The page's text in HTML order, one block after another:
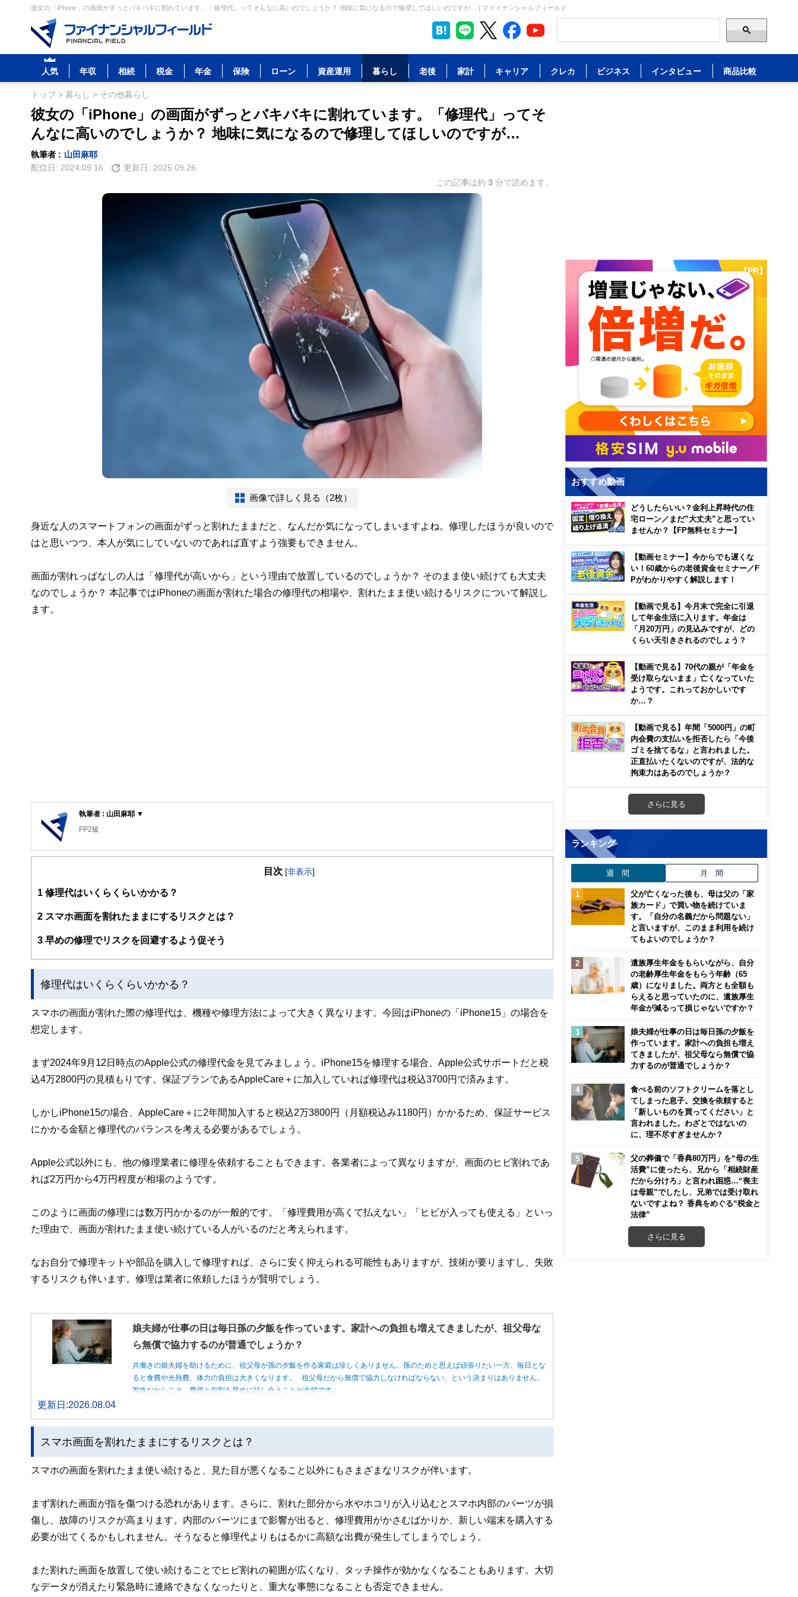
彼女の「iPhone」の画面がずっとバキバキに割れています。「修理代」ってそんなに高いのでしょうか？ 地味に気になるので修理してほしいのですが… | ファイナンシャルフィールド
人気 年収 相続 税金 年金 保険 ローン 資産運用 暮らし 老後 家計 キャリア クレカ ビジネス インタビュー 商品比較
トップ> 暮らし > その他暮らし
彼女の「iPhone」の画面がずっとバキバキに割れています。「修理代」ってそ
んなに高いのでしょうか？ 地味に気になるので修理してほしいのですが…
執筆者 : 山田麻耶
配信日: 2024.09.16 更新日: 2025.09.26
この記事は約 3 分で読めます。
画像で詳しく見る（2枚）
身近な人のスマートフォンの画面がずっと割れたままだと、なんだか気になってしまいますよね。修理したほうが良いので
はと思いつつ、本人が気にしていないのであれば直すよう強要もできません。
画面が割れっぱなしの人は「修理代が高いから」という理由で放置しているのでしょうか？ そのまま使い続けても大丈夫
なのでしょうか？ 本記事ではiPhoneの画面が割れた場合の修理代の相場や、割れたまま使い続けるリスクについて解説し
ます。
執筆者 : 山田麻耶 ▼
FP2級
目次 [非表示]
1 修理代はいくらくらいかかる？
2 スマホ画面を割れたままにするリスクとは？
3 早めの修理でリスクを回避するよう促そう
修理代はいくらくらいかかる？
スマホの画面が割れた際の修理代は、機種や修理方法によって大きく異なります。今回はiPhoneの「iPhone15」の場合を
想定します。
まず2024年9月12日時点のApple公式の修理代金を見てみましょう。iPhone15を修理する場合、Apple公式サポートだと税
込4万2800円の見積もりです。保証プランであるAppleCare＋に加入していれば修理代は税込3700円で済みます。
しかしiPhone15の場合、AppleCare＋に2年間加入すると税込2万3800円（月額税込み1180円）かかるため、保証サービス
にかかる金額と修理代のバランスを考える必要があるでしょう。
Apple公式以外にも、他の修理業者に修理を依頼することもできます。各業者によって異なりますが、画面のヒビ割れであ
れば2万円から4万円程度が相場のようです。
このように画面の修理には数万円かかるのが一般的です。「修理費用が高くて払えない」「ヒビが入っても使える」といっ
た理由で、画面が割れたまま使い続けている人がいるのだと考えられます。
なお自分で修理キットや部品を購入して修理すれば、さらに安く抑えられる可能性もありますが、技術が要りますし、失敗
するリスクも伴います。修理は業者に依頼したほうが賢明でしょう。
娘夫婦が仕事の日は毎日孫の夕飯を作っています。家計への負担も増えてきましたが、祖父母な
ら無償で協力するのが普通でしょうか？
共働きの娘夫婦を助けるために、祖父母が孫の夕飯を作る家庭は珍しくありません。孫のためと思えば頑張りたい一方、毎日とな
ると食費や光熱費、体力の負担は大きくなります。 祖父母だから無償で協力しなければならない、という決まりはありません。
家族だからこそ、費用と役割を早めに話し合うことが大切です。
更新日:2026.08.04
スマホ画面を割れたままにするリスクとは？
スマホの画面を割れたまま使い続けると、見た目が悪くなること以外にもさまざまなリスクが伴います。
まず割れた画面が指を傷つける恐れがあります。さらに、割れた部分から水やホコリが入り込むとスマホ内部のパーツが損
傷し、故障のリスクが高まります。内部のパーツにまで影響が出ると、修理費用がかさむばかりか、新しい端末を購入する
必要が出てくるかもしれません。そうなると修理代よりもはるかに高額な出費が発生してしまうでしょう。
また割れた画面を放置して使い続けることでヒビ割れの範囲が広くなり、タッチ操作が効かなくなることもあります。大切
なデータが消えたり緊急時に連絡できなくなったりと、重大な事態になることも否定できません。
【PR】
おすすめ動画
どうしたらいい？金利上昇時代の住
宅ローン／まだ”大丈夫”と思ってい
ませんか？【FP無料セミナー】
【動画セミナー】今からでも遅くな
い！60歳からの老後資金セミナー／F
Pがわかりやすく解説します！
【動画で見る】今月末で完全に引退
して年金生活に入ります。年金は
「月20万円」の見込みですが、どの
くらい天引きされるのでしょう？
【動画で見る】70代の親が「年金を
受け取らないまま」亡くなっていた
ようです。これっておかしいです
か…？
【動画で見る】年間「5000円」の町
内会費の支払いを拒否したら「今後
ゴミを捨てるな」と言われました。
正直払いたくないのですが、法的な
拘束力はあるのでしょうか？
さらに見る
ランキング
週 間 月 間
父が亡くなった後も、母は父の「家
族カード」で買い物を続けていま
す。「自分の名義だから問題ない」
と言いますが、このまま利用を続け
てもよいのでしょうか？
遺族厚生年金をもらいながら、自分
の老齢厚生年金をもらう年齢（65
歳）になりました。両方とも全額も
らえると思っていたのに、遺族厚生
年金が減るって損じゃないですか？
娘夫婦が仕事の日は毎日孫の夕飯を
作っています。家計への負担も増え
てきましたが、祖父母なら無償で協
力するのが普通でしょうか？
食べる前のソフトクリームを落とし
てしまった息子。交換を依頼すると
「新しいものを買ってください」と
言われました。わざとではないの
に、理不尽すぎませんか？
父の葬儀で「香典80万円」を“母の生
活費”に使ったら、兄から「相続財産
だから分けろ」と言われ困惑…“喪主
は母親”でしたし、兄弟では受け取れ
ないですよね？ 香典をめぐる“税金と
法律”
さらに見る